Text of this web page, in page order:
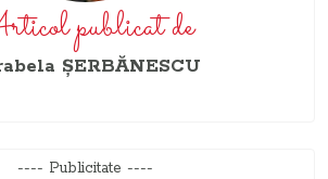
publicat de
ŞERBĂNESCU
---- Publicitate ----